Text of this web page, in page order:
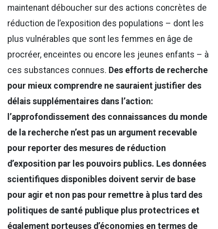
maintenant déboucher sur des actions concrètes de
réduction de l’exposition des populations – dont les
plus vulnérables que sont les femmes en âge de
procréer, enceintes ou encore les jeunes enfants – à
ces substances connues. Des efforts de recherche
pour mieux comprendre ne sauraient justifier des
délais supplémentaires dans l’action:
l’approfondissement des connaissances du monde
de la recherche n’est pas un argument recevable
pour reporter des mesures de réduction
d’exposition par les pouvoirs publics. Les données
scientifiques disponibles doivent servir de base
pour agir et non pas pour remettre à plus tard des
politiques de santé publique plus protectrices et
également porteuses d’économies en termes de